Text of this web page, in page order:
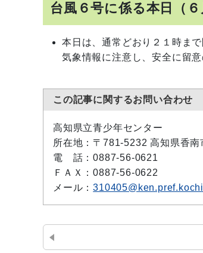
台風６号に係る本日（
本日は、通常どおり２１時まで
気象情報に注意し、安全に留
この記事に関するお問い合わせ
高知県立青少年センター
所在地：〒781-5232 高知県香
電 話：0887-56-0621
ＦＡＸ：0887-56-0622
メール：